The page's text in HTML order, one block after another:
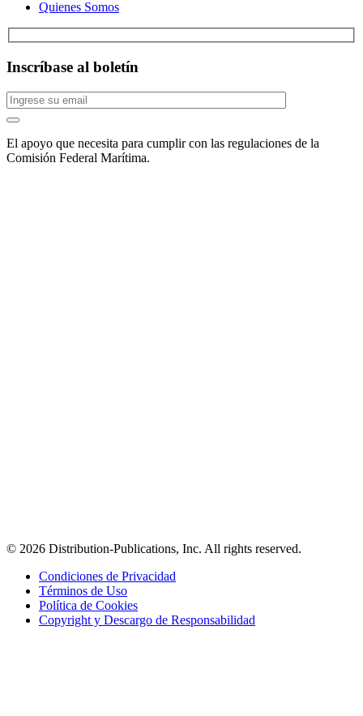
Quienes Somos
Inscríbase al boletín
El apoyo que necesita para cumplir con las regulaciones de la
Comisión Federal Marítima.
© 2026 Distribution-Publications, Inc. All rights reserved.
Condiciones de Privacidad
Términos de Uso
Política de Cookies
Copyright y Descargo de Responsabilidad